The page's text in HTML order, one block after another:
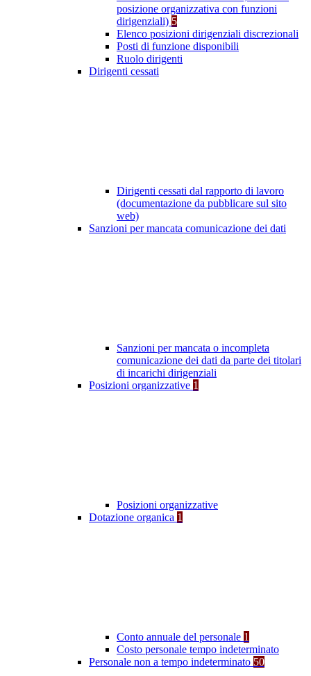
posizione organizzativa con funzioni
dirigenziali) 5
Elenco posizioni dirigenziali discrezionali
Posti di funzione disponibili
Ruolo dirigenti
Dirigenti cessati
Dirigenti cessati dal rapporto di lavoro
(documentazione da pubblicare sul sito
web)
Sanzioni per mancata comunicazione dei dati
Sanzioni per mancata o incompleta
comunicazione dei dati da parte dei titolari
di incarichi dirigenziali
Posizioni organizzative 1
Posizioni organizzative
Dotazione organica 1
Conto annuale del personale 1
Costo personale tempo indeterminato
Personale non a tempo indeterminato 50